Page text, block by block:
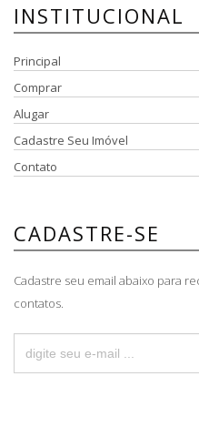
INSTITUCIONAL
Principal
Comprar
Alugar
Cadastre Seu Imóvel
Contato
CADASTRE-SE
Cadastre seu email abaixo para
contatos.